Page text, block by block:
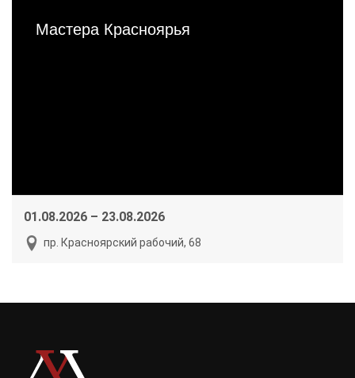
Мастера Красноярья
01.08.2026 – 23.08.2026
пр. Красноярский рабочий, 68